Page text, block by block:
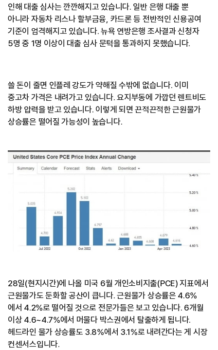
인해 대출 심사는 깐깐해지고 있습니다. 일반 은행 대출 뿐
아니라 자동차 리스나 할부금융, 카드론 등 전반적인 신용공여
기준이 엄격해지고 있습니다. 뉴욕 연방은행 조사결과 신청자
5명 중 1명 이상이 대출 심사 문턱을 통과하지 못했습니다.
쓸 돈이 줄면 인플레 강도가 약해질 수밖에 없습니다. 이미
중고차 가격은 내려가고 있습니다. 요지부동에 가깝던 렌트비도
하방 압력을 받고 있습니다. 이렇게 되면 끈적끈적한 근원물가
상승률은 떨어질 가능성이 높습니다.
28일(현지시간)에 나올 미국 6월 개인소비지출(PCE) 지표에서
근원물가도 둔화할 공산이 큽니다. 근원물가 상승률은 4.6%
에서 4.2%로 떨어질 것으로 전문가들은 보고 있습니다. 6개월
이상 4.6~4.7%에서 머물다 박스권에서 탈출하게 됩니다.
헤드라인 물가 상승률도 3.8%에서 3.1%로 내려간다는 게 시장
컨센서스입니다.